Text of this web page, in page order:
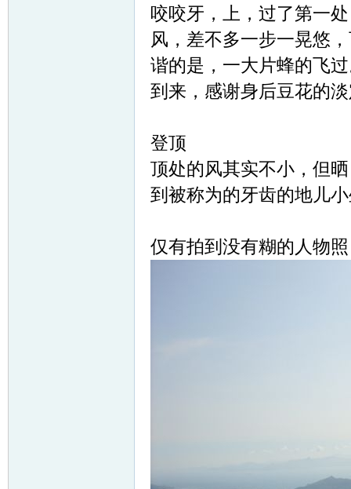
咬咬牙，上，过了第一
风，差不多一步一晃悠
谐的是，一大片蜂的飞
到来，感谢身后豆花的
登顶
顶处的风其实不小，但
到被称为的牙齿的地儿
仅有拍到没有糊的人物